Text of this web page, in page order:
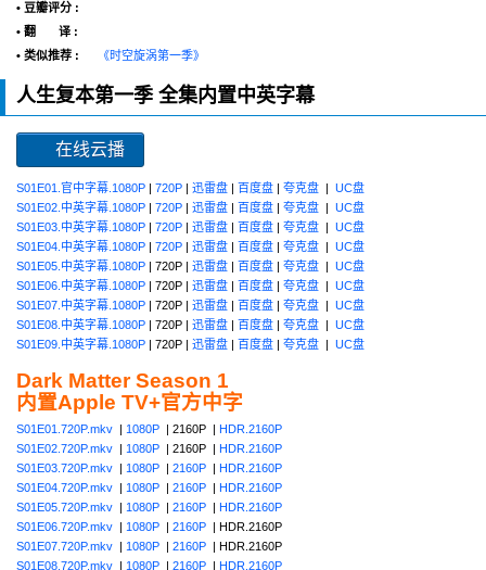
• 豆瓣评分 :
• 翻 译 :
• 类似推荐 :
《时空旋涡第一季》
人生复本第一季 全集内置中英字幕
在线云播
S01E01.官中字幕.1080P | 720P | 迅雷盘 | 百度盘 | 夸克盘 | UC盘
S01E02.中英字幕.1080P | 720P | 迅雷盘 | 百度盘 | 夸克盘 | UC盘
S01E03.中英字幕.1080P | 720P | 迅雷盘 | 百度盘 | 夸克盘 | UC盘
S01E04.中英字幕.1080P | 720P | 迅雷盘 | 百度盘 | 夸克盘 | UC盘
S01E05.中英字幕.1080P | 720P | 迅雷盘 | 百度盘 | 夸克盘 | UC盘
S01E06.中英字幕.1080P | 720P | 迅雷盘 | 百度盘 | 夸克盘 | UC盘
S01E07.中英字幕.1080P | 720P | 迅雷盘 | 百度盘 | 夸克盘 | UC盘
S01E08.中英字幕.1080P | 720P | 迅雷盘 | 百度盘 | 夸克盘 | UC盘
S01E09.中英字幕.1080P | 720P | 迅雷盘 | 百度盘 | 夸克盘 | UC盘
Dark Matter Season 1
内置Apple TV+官方中字
S01E01.720P.mkv | 1080P | 2160P | HDR.2160P
S01E02.720P.mkv | 1080P | 2160P | HDR.2160P
S01E03.720P.mkv | 1080P | 2160P | HDR.2160P
S01E04.720P.mkv | 1080P | 2160P | HDR.2160P
S01E05.720P.mkv | 1080P | 2160P | HDR.2160P
S01E06.720P.mkv | 1080P | 2160P | HDR.2160P
S01E07.720P.mkv | 1080P | 2160P | HDR.2160P
S01E08.720P.mkv | 1080P | 2160P | HDR.2160P